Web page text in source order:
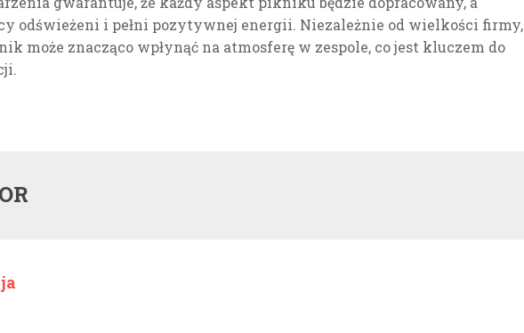
odświeżeni i pełni pozytywnej energii. Niezależnie od wielkości firmy,
może znacząco wpłynąć na atmosferę w zespole, co jest kluczem do